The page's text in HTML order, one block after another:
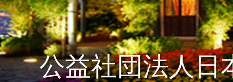
公益社団法人日